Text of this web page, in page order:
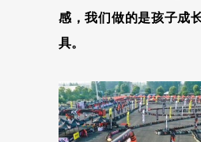
感，我们做的是孩子成
具。